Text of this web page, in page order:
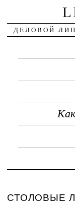
ДЕЛОВОЙ
СТОЛОВЫЕ